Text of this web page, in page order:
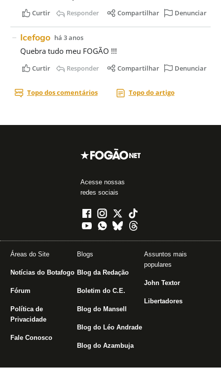
Acesse nossas
redes sociais
Áreas do Site
Notícias do Botafogo
Fórum
Política de
Privacidade
Fale Conosco
Blogs
Blog da Redação
Boletim do C.E.
Blog do Mansell
Blog do Léo Andrade
Blog do Azambuja
Assuntos mais
populares
John Textor
Libertadores